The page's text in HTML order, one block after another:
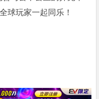
球玩家一起同乐！